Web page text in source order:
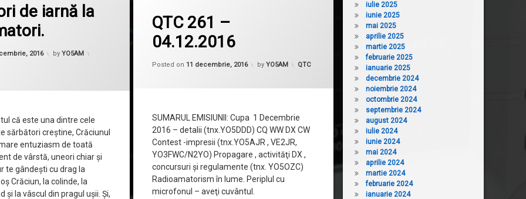
de iarnă la
2016
Updated on
byYO5AM
că este una dintre cele
sărbători creştine, Crăciunul
entuziasm de toată
de vârstă, uneori chiar şi
te gândeşti cu drag la
Crăciun, la colinde, la
şi la vâscul din pragul uşii. Şi,
QTC 261 –
04.12.2016
Posted on 11 decembrie, 2016 byYO5AM Categorii:
QTC
SUMARUL EMISIUNII: Cupa 1 Decembrie
2016 – detalii (tnx.YO5DDD) CQ WW DX CW
Contest -impresii (tnx.YO5AJR , VE2JR,
YO3FWC/N2YO) Propagare , activităţi DX ,
concursuri şi regulamente (tnx. YO5OZC)
Radioamatorism în lume. Periplul cu
microfonul – aveţi cuvântul.
iulie 2025
iunie 2025
mai 2025
aprilie 2025
martie 2025
februarie 2025
ianuarie 2025
decembrie 2024
noiembrie 2024
octombrie 2024
septembrie 2024
august 2024
iulie 2024
iunie 2024
mai 2024
aprilie 2024
martie 2024
februarie 2024
ianuarie 2024